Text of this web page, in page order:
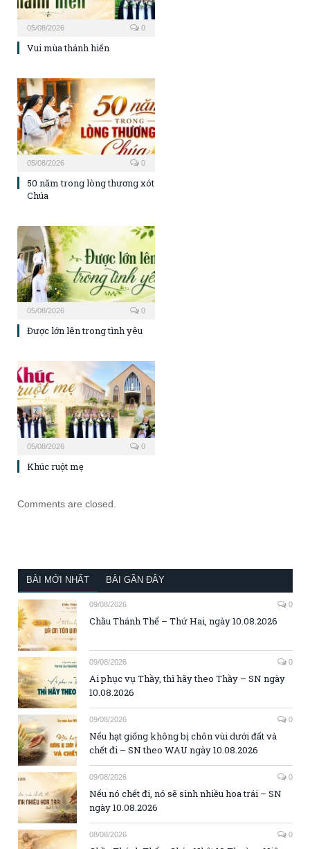
05/08/2026 0
Vui mùa thánh hiến
05/08/2026 0
50 năm trong lòng thương xót
Chúa
05/08/2026 0
Được lớn lên trong tình yêu
05/08/2026 0
Khúc ruột mẹ
Comments are closed.
BÀI MỚI NHẤT BÀI GẦN ĐÂY
09/08/2026 0
Chầu Thánh Thể – Thứ Hai, ngày 10.08.2026
09/08/2026 0
Ai phục vụ Thầy, thì hãy theo Thầy – SN ngày
10.08.2026
09/08/2026 0
Nếu hạt giống không bị chôn vùi dưới đất và
chết đi – SN theo WAU ngày 10.08.2026
09/08/2026 0
Nếu nó chết đi, nó sẽ sinh nhiều hoa trái – SN
ngày 10.08.2026
08/08/2026 0